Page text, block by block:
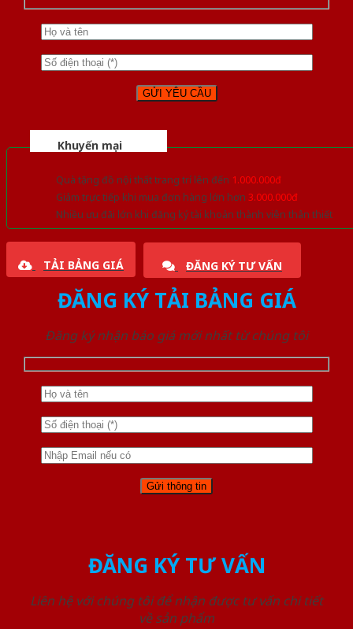
Khuyến mại
Quà tặng đồ nội thất trang trí lên đến 1.000.000đ
Giảm trực tiếp khi mua đơn hàng lớn hơn 3.000.000đ
Nhiều ưu đãi lớn khi đăng ký tài khoản thành viên thân thiết
TẢI BẢNG GIÁ ĐĂNG KÝ TƯ VẤN
ĐĂNG KÝ TẢI BẢNG GIÁ
Đăng ký nhận báo giá mới nhất từ chúng tôi
ĐĂNG KÝ TƯ VẤN
Liên hệ với chúng tôi để nhận được tư vấn chi tiết
về sản phẩm